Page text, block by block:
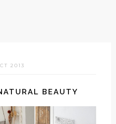
2013
BEAUTY